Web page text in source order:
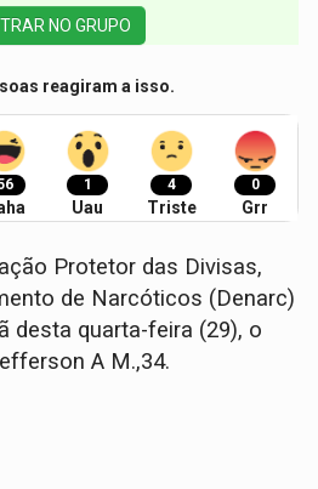
NO GRUPO
reagiram a isso.
1
Uau
4
Triste
0
Grr
Protetor das Divisas,
de Narcóticos (Denarc)
desta quarta-feira (29), o
A M.,34.